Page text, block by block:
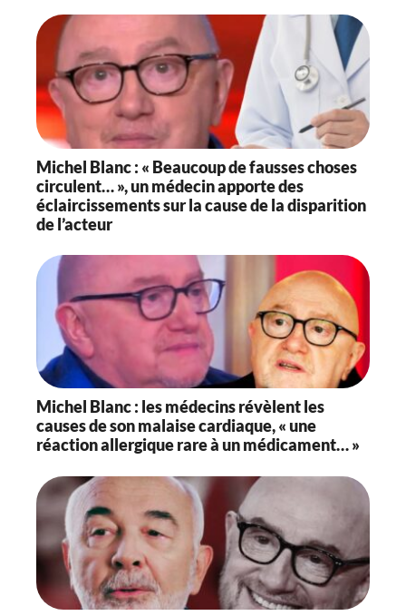
Michel Blanc : « Beaucoup de fausses choses
circulent… », un médecin apporte des
éclaircissements sur la cause de la disparition
de l’acteur
Michel Blanc : les médecins révèlent les
causes de son malaise cardiaque, « une
réaction allergique rare à un médicament… »